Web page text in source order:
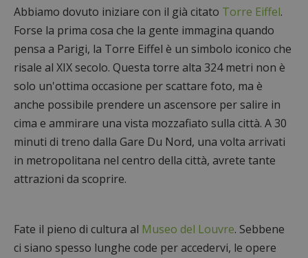
Abbiamo dovuto iniziare con il già citato Torre Eiffel.
Forse la prima cosa che la gente immagina quando
pensa a Parigi, la Torre Eiffel è un simbolo iconico che
risale al XIX secolo. Questa torre alta 324 metri non è
solo un'ottima occasione per scattare foto, ma è
anche possibile prendere un ascensore per salire in
cima e ammirare una vista mozzafiato sulla città. A 30
minuti di treno dalla Gare Du Nord, una volta arrivati
in metropolitana nel centro della città, avrete tante
attrazioni da scoprire.
Fate il pieno di cultura al Museo del Louvre. Sebbene
ci siano spesso lunghe code per accedervi, le opere